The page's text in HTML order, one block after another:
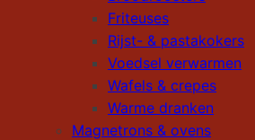
Friteuses
Rijst- & pastakokers
Voedsel verwarmen
Wafels & crepes
Warme dranken
Magnetrons & ovens